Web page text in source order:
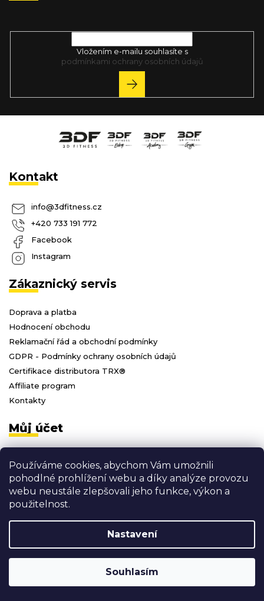
Používáme cookies, abychom Vám umožnili
pohodlné prohlížení webu a díky analýze provozu
webu neustále zlepšovali jeho funkce, výkon a
použitelnost.
Nastavení
Souhlasím
Vložením e-mailu souhlasíte s
podmínkami ochrany osobních údajů
PŘIHLÁSIT
SE
Kontakt
info@3dfitness.cz
+420 733 191 772
Facebook
Instagram
Zákaznický servis
Doprava a platba
Hodnocení obchodu
Reklamační řád a obchodní podmínky
GDPR - Podmínky ochrany osobních údajů
Certifikace distributora TRX®
Affiliate program
Kontakty
Můj účet
Registrace
Moje objednávky
Odhlásit se
Vytvořil Shoptet
Copyright 20263D FITNESS. Všechna práva vyhrazena.
Grafický návrh vytvořil a nakódoval